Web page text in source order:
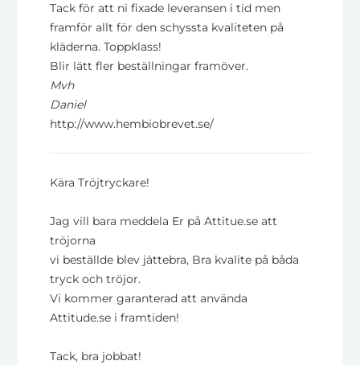
Tack för att ni fixade leveransen i tid men
framför allt för den schyssta kvaliteten på
kläderna. Toppklass!
Blir lätt fler beställningar framöver.
Mvh
Daniel
http://www.hembiobrevet.se/
Kära Tröjtryckare!
Jag vill bara meddela Er på Attitue.se att
tröjorna
vi beställde blev jättebra, Bra kvalite på båda
tryck och tröjor.
Vi kommer garanterad att använda
Attitude.se i framtiden!
Tack, bra jobbat!